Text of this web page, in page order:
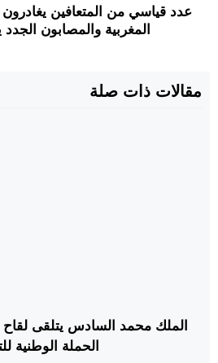
عدد قياسي من المتعافين
المغربية والمصابون
مقالات ذات صلة
الملك محمد السادس يتلقى
الحملة الوطنية